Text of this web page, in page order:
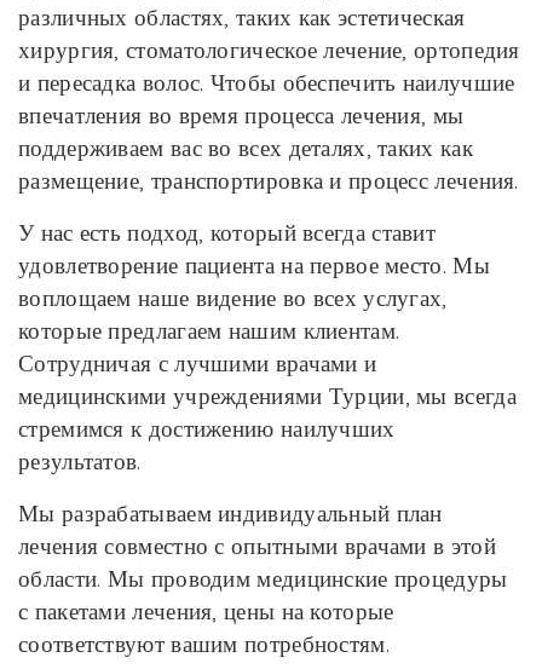
различных областях, таких как эстетическая
хирургия, стоматологическое лечение, ортопедия
и пересадка волос. Чтобы обеспечить наилучшие
впечатления во время процесса лечения, мы
поддерживаем вас во всех деталях, таких как
размещение, транспортировка и процесс лечения.
У нас есть подход, который всегда ставит
удовлетворение пациента на первое место. Мы
воплощаем наше видение во всех услугах,
которые предлагаем нашим клиентам.
Сотрудничая с лучшими врачами и
медицинскими учреждениями Турции, мы всегда
стремимся к достижению наилучших
результатов.
Мы разрабатываем индивидуальный план
лечения совместно с опытными врачами в этой
области. Мы проводим медицинские процедуры
с пакетами лечения, цены на которые
соответствуют вашим потребностям.